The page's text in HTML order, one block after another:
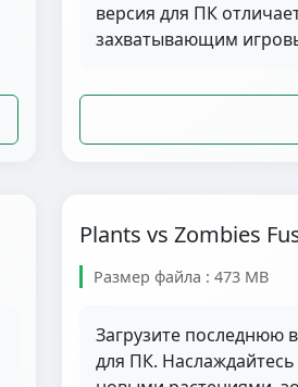
версия для ПК
захватывающим
Plants vs Zombies
Размер файла : 473 MB
Загрузите последнюю
для ПК.